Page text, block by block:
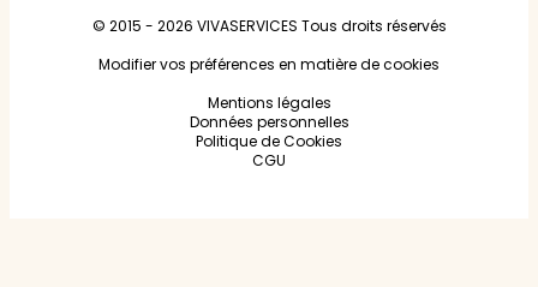
© 2015 - 2026 VIVASERVICES Tous droits réservés
Modifier vos préférences en matière de cookies
Mentions légales
Données personnelles
Politique de Cookies
CGU